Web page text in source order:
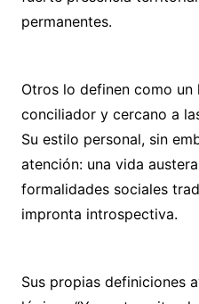
permanentes.
Otros lo definen como
conciliador y cercano a
Su estilo personal, sin
atención: una vida
formalidades sociales
impronta introspectiva.
Sus propias definiciones